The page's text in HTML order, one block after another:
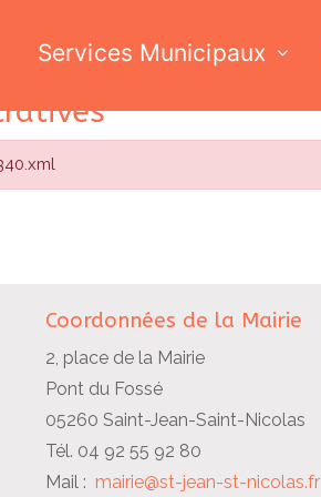
Services Municipaux
Coordonnées de la Mairie
2, place de la Mairie
Pont du Fossé
05260 Saint-Jean-Saint-Nicolas
Tél. 04 92 55 92 80
Mail :mairie@st-jean-st-nicolas.fr